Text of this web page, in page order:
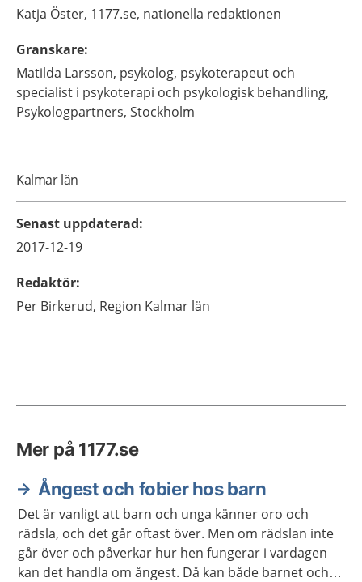
Katja Öster, 1177.se, nationella redaktionen
Granskare:
Matilda Larsson, psykolog, psykoterapeut och
specialist i psykoterapi och psykologisk behandling,
Psykologpartners, Stockholm
Kalmar län
Senast uppdaterad:
2017-12-19
Redaktör:
Per Birkerud, Region Kalmar län
Mer på 1177.se
Ångest och fobier hos barn
Det är vanligt att barn och unga känner oro och
rädsla, och det går oftast över. Men om rädslan inte
går över och påverkar hur hen fungerar i vardagen
kan det handla om ångest. Då kan både barnet och